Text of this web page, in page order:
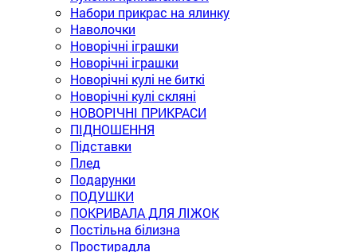
Набори прикрас на ялинку
Наволочки
Новорічні іграшки
Новорічні іграшки
Новорічні кулі не биткі
Новорічні кулі скляні
НОВОРІЧНІ ПРИКРАСИ
ПІДНОШЕННЯ
Підставки
Плед
Подарунки
ПОДУШКИ
ПОКРИВАЛА ДЛЯ ЛІЖОК
Постільна білизна
Простирадла